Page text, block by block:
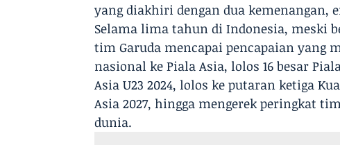
yang diakhiri dengan dua kemenangan,
Selama lima tahun di Indonesia, meski
tim Garuda mencapai pencapaian yang
nasional ke Piala Asia, lolos 16 besar
Asia U23 2024, lolos ke putaran ketiga
Asia 2027, hingga mengerek peringkat
dunia.